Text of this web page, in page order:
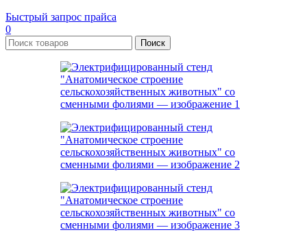
Быстрый запрос прайса
0
Поиск